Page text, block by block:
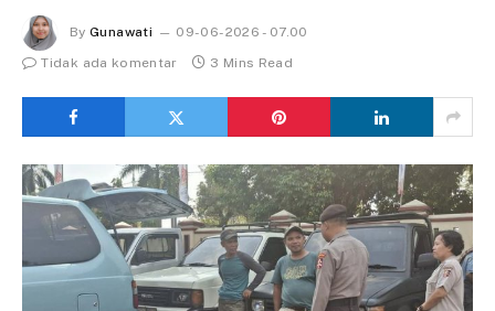
By Gunawati
09-06-2026 - 07.00
Tidak ada komentar
3 Mins Read